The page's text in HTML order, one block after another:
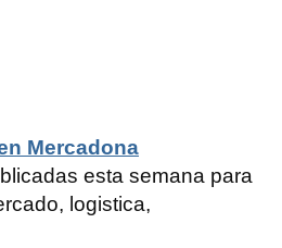
Mercadona
esta semana para
logistica,